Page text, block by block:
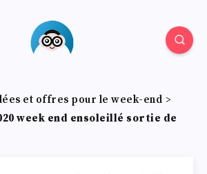
et offres pour le week-end >
week end ensoleillé sortie de